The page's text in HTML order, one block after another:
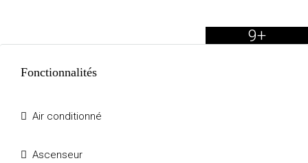
9+
Fonctionnalités
Air conditionné
Ascenseur